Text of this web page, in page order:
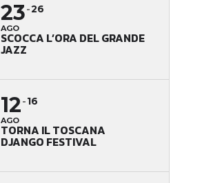
23
AGO
26
SCOCCA L’ORA DEL GRANDE
JAZZ
12
AGO
16
TORNA IL TOSCANA
DJANGO FESTIVAL